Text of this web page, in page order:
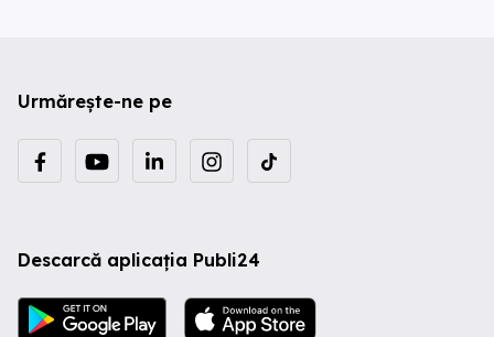
Urmărește-ne pe
Descarcă aplicația Publi24